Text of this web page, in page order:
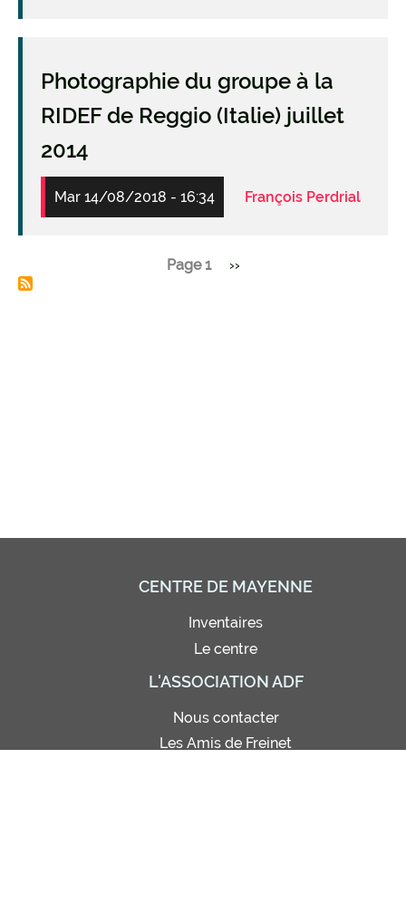
Photographie du groupe à la
RIDEF de Reggio (Italie) juillet
2014
Mar 14/08/2018 - 16:34 François Perdrial
Pagination
Page 1
Page
››
CENTRE DE MAYENNE
Inventaires
Le centre
L'ASSOCIATION ADF
Nous contacter
Les Amis de Freinet